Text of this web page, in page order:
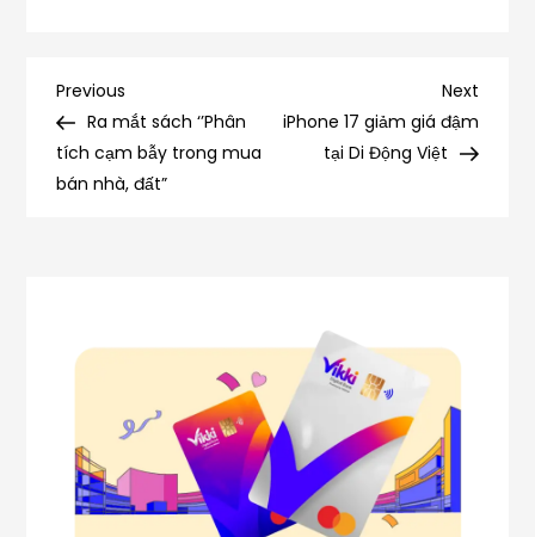
Điều
hướng
Previous
Post
Previous
Ra mắt sách ‘’Phân
tích cạm bẫy trong mua
bán nhà, đất”
Next
Post
Next
iPhone 17 giảm giá đậm
tại Di Động Việt